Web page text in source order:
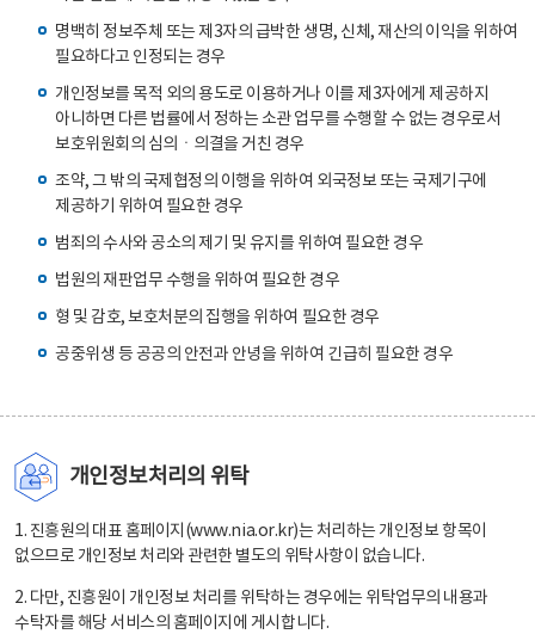
명백히 정보주체 또는 제3자의 급박한 생명, 신체, 재산의 이익을 위하여
필요하다고 인정되는 경우
개인정보를 목적 외의 용도로 이용하거나 이를 제3자에게 제공하지
아니하면 다른 법률에서 정하는 소관 업무를 수행할 수 없는 경우로서
보호위원회의 심의ㆍ의결을 거친 경우
조약, 그 밖의 국제협정의 이행을 위하여 외국정보 또는 국제기구에
제공하기 위하여 필요한 경우
범죄의 수사와 공소의 제기 및 유지를 위하여 필요한 경우
법원의 재판업무 수행을 위하여 필요한 경우
형 및 감호, 보호처분의 집행을 위하여 필요한 경우
공중위생 등 공공의 안전과 안녕을 위하여 긴급히 필요한 경우
개인정보처리의 위탁
1. 진흥원의 대표 홈페이지(www.nia.or.kr)는 처리하는 개인정보 항목이
없으므로 개인정보 처리와 관련한 별도의 위탁사항이 없습니다.
2. 다만, 진흥원이 개인정보 처리를 위탁하는 경우에는 위탁업무의 내용과
수탁자를 해당 서비스의 홈페이지에 게시합니다.